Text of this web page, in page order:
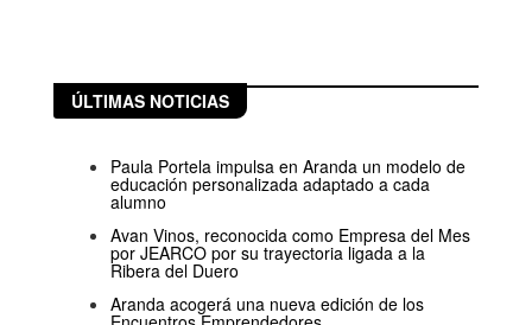
ÚLTIMAS NOTICIAS
Paula Portela impulsa en Aranda un modelo de
educación personalizada adaptado a cada
alumno
Avan Vinos, reconocida como Empresa del Mes
por JEARCO por su trayectoria ligada a la
Ribera del Duero
Aranda acogerá una nueva edición de los